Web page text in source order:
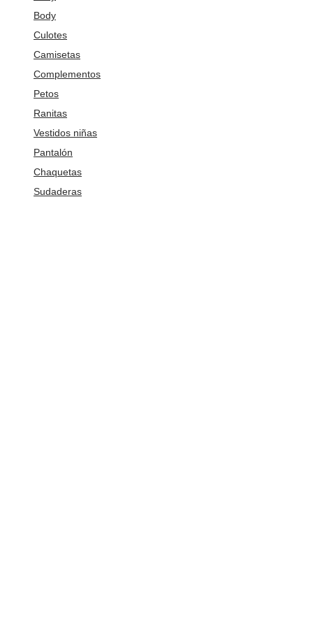
Body
Culotes
Camisetas
Complementos
Petos
Ranitas
Vestidos niñas
Pantalón
Chaquetas
Sudaderas